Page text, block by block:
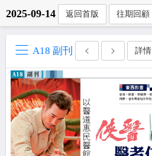
2025-09-14 返回首版 往期回顧
A18 副刊 詳情